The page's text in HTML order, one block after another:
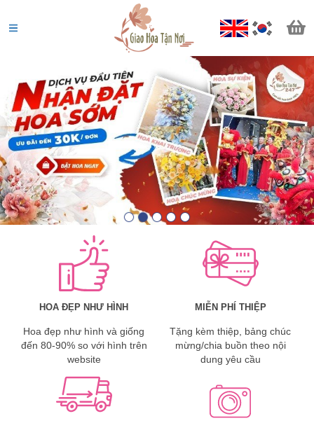
HOA ĐẸP NHƯ HÌNH
Hoa đẹp như hình và giống
đến 80-90% so với hình trên
website
MIỄN PHÍ THIỆP
Tặng kèm thiệp, bảng chúc
mừng/chia buồn theo nội
dung yêu cầu
Nguyễn Thị Hồng
0907******* Đặt hàng thành công
10phút trước